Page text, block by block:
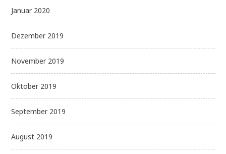
Januar 2020
Dezember 2019
November 2019
Oktober 2019
September 2019
August 2019